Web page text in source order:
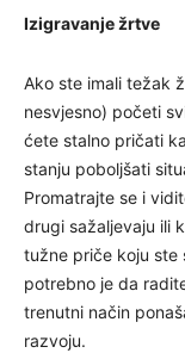
Izigravanje žrtve
Ako ste imali težak
nesvjesno) početi
ćete stalno pričati
stanju poboljšati
Promatrajte se i
drugi sažaljevaju ili
tužne priče koju ste
potrebno je da
trenutni način
razvoju.